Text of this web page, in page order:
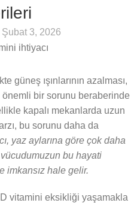
Şubat 3, 2026
güneş ışınlarının azalması,
önemli bir sorunu beraberinde
kapalı mekanlarda uzun
bu sorunu daha da
yaz aylarına göre çok daha
bu hayati
imkansız hale gelir.
vitamini eksikliği yaşamakla